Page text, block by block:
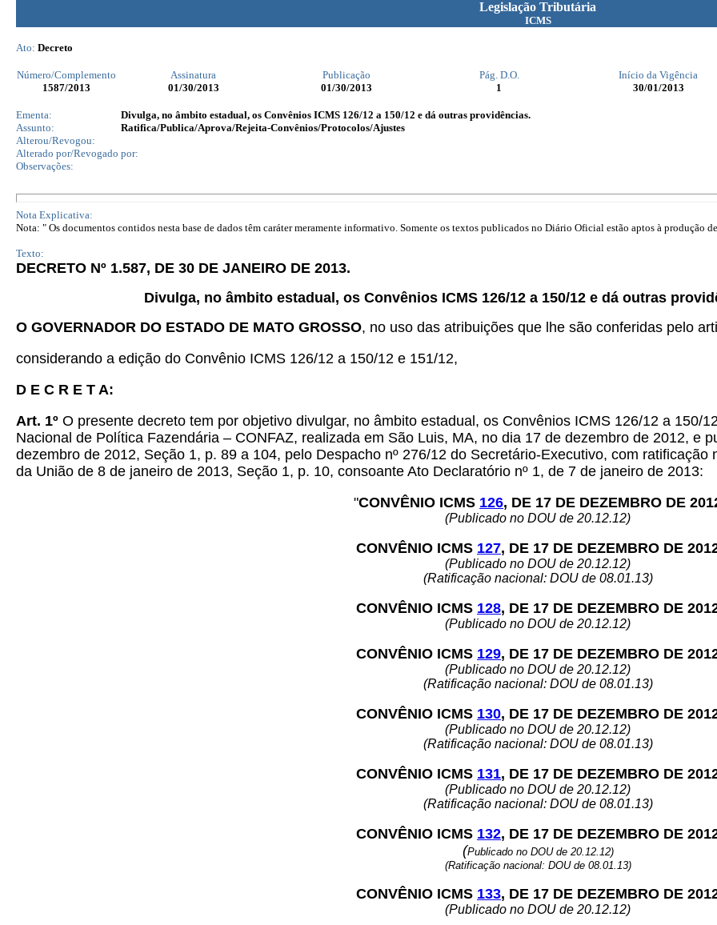
Legislação Tributária
ICMS
Ato: Decreto
Número/Complemento Assinatura Publicação Pág. D.O. Início da Vigência
1587/2013 01/30/2013 01/30/2013 1 30/01/2013
Ementa:
Divulga, no âmbito estadual, os Convênios ICMS 126/12 a 150/12 e dá outras providências.
Assunto:
Ratifica/Publica/Aprova/Rejeita-Convênios/Protocolos/Ajustes
Alterou/Revogou:
Alterado por/Revogado por:
Observações:
Nota Explicativa:
Nota: " Os documentos contidos nesta base de dados têm caráter meramente informativo. Somente os textos publicados no Diário Oficial estão aptos à produção
Texto:
DECRETO Nº 1.587, DE 30 DE JANEIRO DE 2013.
Divulga, no âmbito estadual, os Convênios ICMS 126/12 a 150/12 e dá outras
O GOVERNADOR DO ESTADO DE MATO GROSSO, no uso das atribuições que lhe são conferidas pelo
considerando a edição do Convênio ICMS 126/12 a 150/12 e 151/12,
D E C R E T A:
Art. 1º O presente decreto tem por objetivo divulgar, no âmbito estadual, os Convênios ICMS 126/12 a 150/
Nacional de Política Fazendária – CONFAZ, realizada em São Luis, MA, no dia 17 de dezembro de 2012, e
dezembro de 2012, Seção 1, p. 89 a 104, pelo Despacho nº 276/12 do Secretário-Executivo, com
da União de 8 de janeiro de 2013, Seção 1, p. 10, consoante Ato Declaratório nº 1, de 7 de janeiro de 2013:
"CONVÊNIO ICMS 126, DE 17 DE DEZEMBRO DE
(Publicado no DOU de 20.12.12)
CONVÊNIO ICMS 127, DE 17 DE DEZEMBRO DE
(Publicado no DOU de 20.12.12)
(Ratificação nacional: DOU de 08.01.13)
CONVÊNIO ICMS 128, DE 17 DE DEZEMBRO DE
(Publicado no DOU de 20.12.12)
CONVÊNIO ICMS 129, DE 17 DE DEZEMBRO DE
(Publicado no DOU de 20.12.12)
(Ratificação nacional: DOU de 08.01.13)
CONVÊNIO ICMS 130, DE 17 DE DEZEMBRO DE
(Publicado no DOU de 20.12.12)
(Ratificação nacional: DOU de 08.01.13)
CONVÊNIO ICMS 131, DE 17 DE DEZEMBRO DE
(Publicado no DOU de 20.12.12)
(Ratificação nacional: DOU de 08.01.13)
CONVÊNIO ICMS 132, DE 17 DE DEZEMBRO DE
(Publicado no DOU de 20.12.12)
(Ratificação nacional: DOU de 08.01.13)
CONVÊNIO ICMS 133, DE 17 DE DEZEMBRO DE
(Publicado no DOU de 20.12.12)